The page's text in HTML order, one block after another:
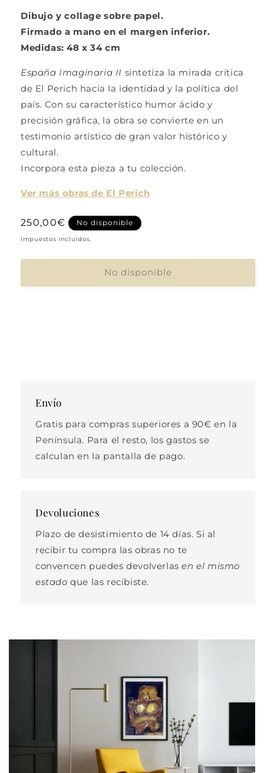
Dibujo y collage sobre papel.
Firmado a mano en el margen inferior.
Medidas: 48 x 34 cm
España Imaginaria II sintetiza la mirada crítica
de El Perich hacia la identidad y la política del
país. Con su característico humor ácido y
precisión gráfica, la obra se convierte en un
testimonio artístico de gran valor histórico y
cultural.
Incorpora esta pieza a tu colección.
Ver más obras de El Perich
Precio
habitual
250,00€ No disponible
Impuestos incluidos.
No disponible
Envío
Gratis para compras superiores a 90€ en la
Península. Para el resto, los gastos se
calculan en la pantalla de pago.
Devoluciones
Plazo de desistimiento de 14 días. Si al
recibir tu compra las obras no te
convencen puedes devolverlasen el mismo
estado que las recibiste.